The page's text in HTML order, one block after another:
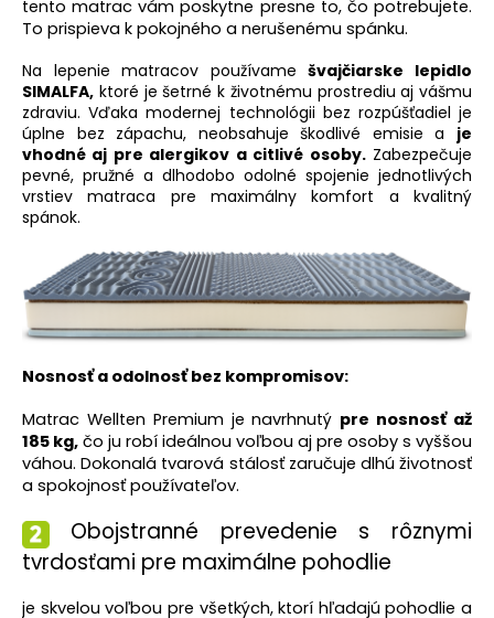
tento matrac vám poskytne presne to, čo potrebujete.
To prispieva k pokojného a nerušenému spánku.
Na lepenie matracov používamešvajčiarske lepidlo
SIMALFA, ktoré je šetrné k životnému prostrediu aj vášmu
zdraviu. Vďaka modernej technológii bez rozpúšťadiel je
úplne bez zápachu, neobsahuje škodlivé emisie a je
vhodné aj pre alergikov a citlivé osoby.Zabezpečuje
pevné, pružné a dlhodobo odolné spojenie jednotlivých
vrstiev matraca pre maximálny komfort a kvalitný
spánok.
Nosnosť a odolnosť bez kompromisov:
Matrac Wellten Premium je navrhnutý pre nosnosť až
185 kg, čo ju robí ideálnou voľbou aj pre osoby s vyššou
váhou. Dokonalá tvarová stálosť zaručuje dlhú životnosť
a spokojnosť používateľov.
Obojstranné prevedenie s rôznymi
tvrdosťami pre maximálne pohodlie
je skvelou voľbou pre všetkých, ktorí hľadajú pohodlie a